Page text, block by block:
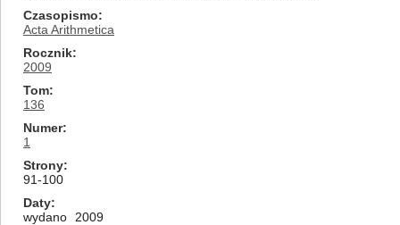
Czasopismo
Acta Arithmetica
Rocznik
2009
Tom
136
Numer
1
Strony
91-100
Daty
wydano
2009